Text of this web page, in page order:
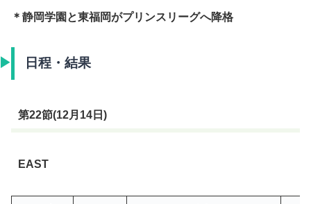
＊静岡学園と東福岡がプリンスリーグへ降格
日程・結果
第22節(12月14日)
EAST